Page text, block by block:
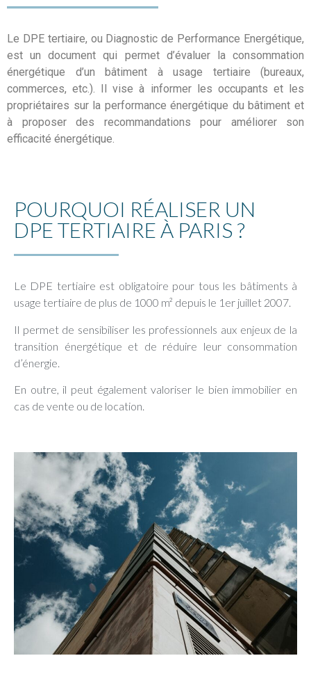
Le DPE tertiaire, ou Diagnostic de Performance Energétique,
est un document qui permet d’évaluer la consommation
énergétique d’un bâtiment à usage tertiaire (bureaux,
commerces, etc.). Il vise à informer les occupants et les
propriétaires sur la performance énergétique du bâtiment et
à proposer des recommandations pour améliorer son
efficacité énergétique.
POURQUOI RÉALISER UN
DPE TERTIAIRE À PARIS ?
Le DPE tertiaire est obligatoire pour tous les bâtiments à
usage tertiaire de plus de 1000 m² depuis le 1er juillet 2007.
Il permet de sensibiliser les professionnels aux enjeux de la
transition énergétique et de réduire leur consommation
d’énergie.
En outre, il peut également valoriser le bien immobilier en
cas de vente ou de location.